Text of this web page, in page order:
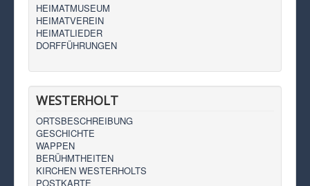
HEIMATMUSEUM
HEIMATVEREIN
HEIMATLIEDER
DORFFÜHRUNGEN
WESTERHOLT
ORTSBESCHREIBUNG
GESCHICHTE
WAPPEN
BERÜHMTHEITEN
KIRCHEN WESTERHOLTS
POSTKARTE